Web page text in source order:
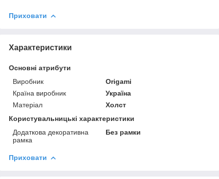
Приховати
Характеристики
Основні атрибути
Виробник
Origami
Країна виробник
Україна
Матеріал
Холст
Користувальницькі характеристики
Додаткова декоративна
рамка
Без рамки
Приховати